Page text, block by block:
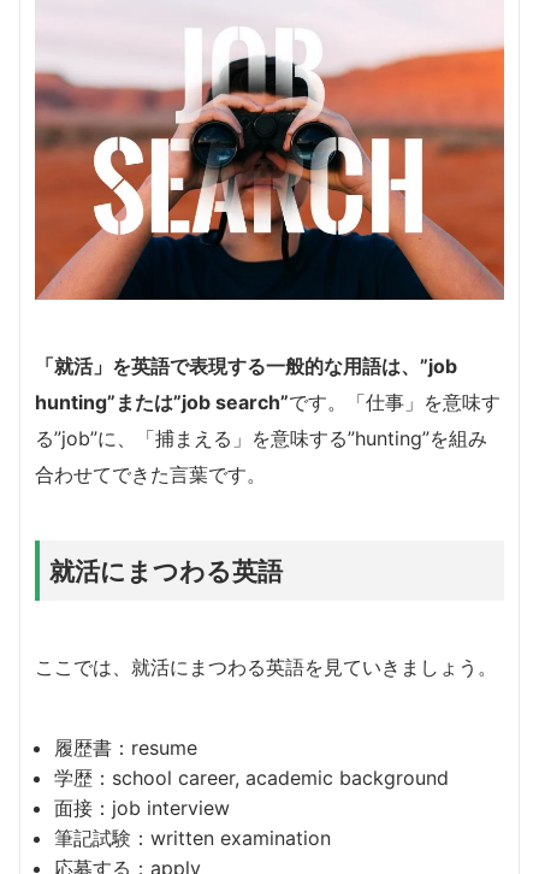
「就活」を英語で表現する一般的な用語は、”job
hunting”または”job search”です。「仕事」を意味す
る”job”に、「捕まえる」を意味する”hunting”を組み
合わせてできた言葉です。
就活にまつわる英語
ここでは、就活にまつわる英語を見ていきましょう。
履歴書：resume
学歴：school career, academic background
面接：job interview
筆記試験：written examination
応募する：apply